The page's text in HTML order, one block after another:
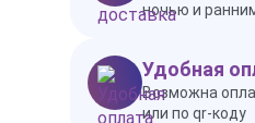
ночью и
Удобная
Возможна
или по qr-коду